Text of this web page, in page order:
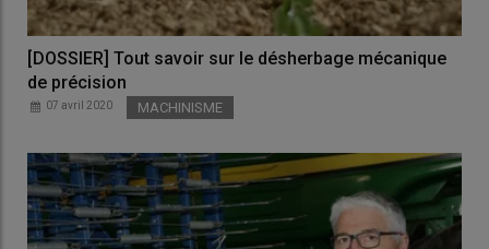
[DOSSIER] Tout savoir sur le désherbage mécanique
de précision
07 avril 2020 MACHINISME